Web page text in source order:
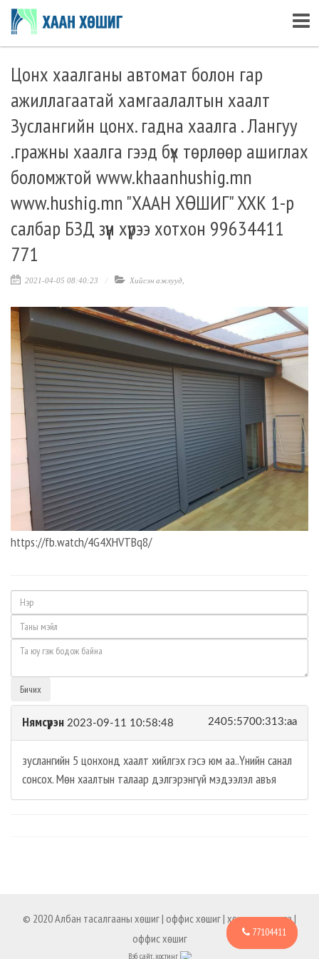
Цонх хаалганы автомат болон гар
ажиллагаатай хамгаалалтын хаалт
Зуслангийн цонх. гадна хаалга . Лангуу
.гражны хаалга гээд бүх төрлөөр ашиглах
боломжтой www.khaanhushig.mn
www.hushig.mn "ХААН ХӨШИГ" ХХК 1-р
салбар БЗД зүүн хүрээ хотхон 99634411
771
2021-04-05 08:40:23 Хийсэн ажлууд
https://fb.watch/4G4XHVTBq8/
Бичих
Нямсүрэн 2023-09-11 10:58:48 2405:5700:313:aa
зуслангийн 5 цонхонд хаалт хийлгэх гэсэ юм аа..Үнийн санал
сонсох. Мөн хаалтын талаар дэлгэрэнгүй мэдээлэл авъя
© 2020 Албан тасалгааны хөшиг | оффис хөшиг | хөшиг захиалга |
оффис хөшиг
Вэб сайт, хостинг
77104411